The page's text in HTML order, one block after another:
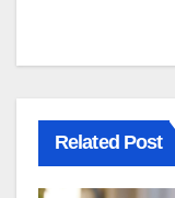
Related Post